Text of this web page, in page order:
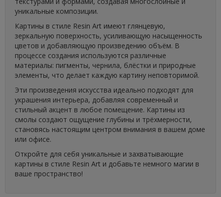
уникальные композиции.
Картины в стиле Resin Art имеют глянцевую,
зеркальную поверхность, усиливающую насыщенность
цветов и добавляющую произведению объём. В
процессе создания используются различные
материалы: пигменты, чернила, блёстки и природные
элементы, что делает каждую картину неповторимой.
Эти произведения искусства идеально подходят для
украшения интерьера, добавляя современный и
стильный акцент в любое помещение. Картины из
смолы создают ощущение глубины и трёхмерности,
становясь настоящим центром внимания в вашем доме
или офисе.
Откройте для себя уникальные и захватывающие
картины в стиле Resin Art и добавьте немного магии в
ваше пространство!